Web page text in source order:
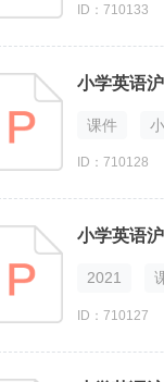
ID：710133
课件
ID：710128
2021
ID：710127